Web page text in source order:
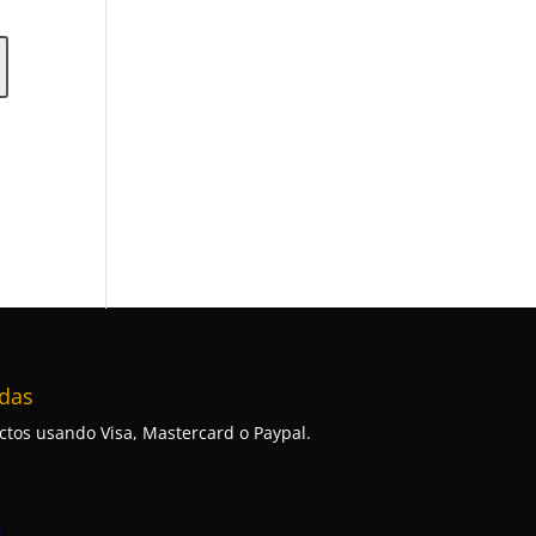
usando Visa, Mastercard o Paypal.